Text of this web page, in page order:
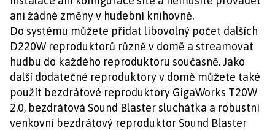
ani žádné změny v hudební knihovně.
Do systému můžete přidat libovolný počet dalších
D220W reproduktorů různě v domě a streamovat
hudbu do každého reproduktoru současně. Jako
další dodatečné reproduktory v domě můžete také
použít bezdrátové reproduktory GigaWorks T20W
2.0, bezdrátová Sound Blaster sluchátka a robustní
venkovní bezdrátový reproduktor Sound Blaster